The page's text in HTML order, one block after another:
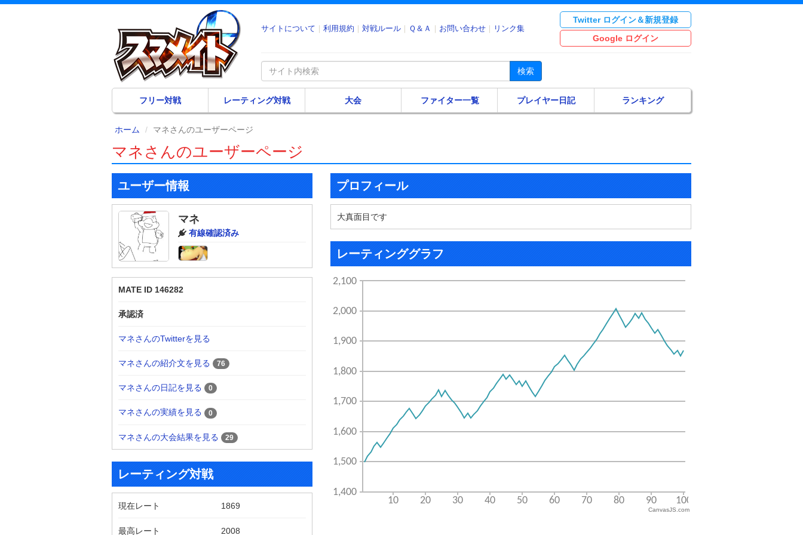
サイトについて 利用規約 対戦ルール Ｑ＆Ａ お問い合わせ リンク集
Twitter ログイン＆新規登録
Google ログイン
検索
フリー対戦 レーティング対戦 大会 ファイター一覧 プレイヤー日記 ランキング
ホーム マネさんのユーザーページ
マネさんのユーザーページ
ユーザー情報
マネ
有線確認済み
MATE ID 146282
承認済
マネさんのTwitterを見る
マネさんの紹介文を見る 76
マネさんの日記を見る 0
マネさんの実績を見る 0
マネさんの大会結果を見る 29
レーティング対戦
現在レート 1869
最高レート 2008
プロフィール
大真面目です
レーティンググラフ
CanvasJS.com